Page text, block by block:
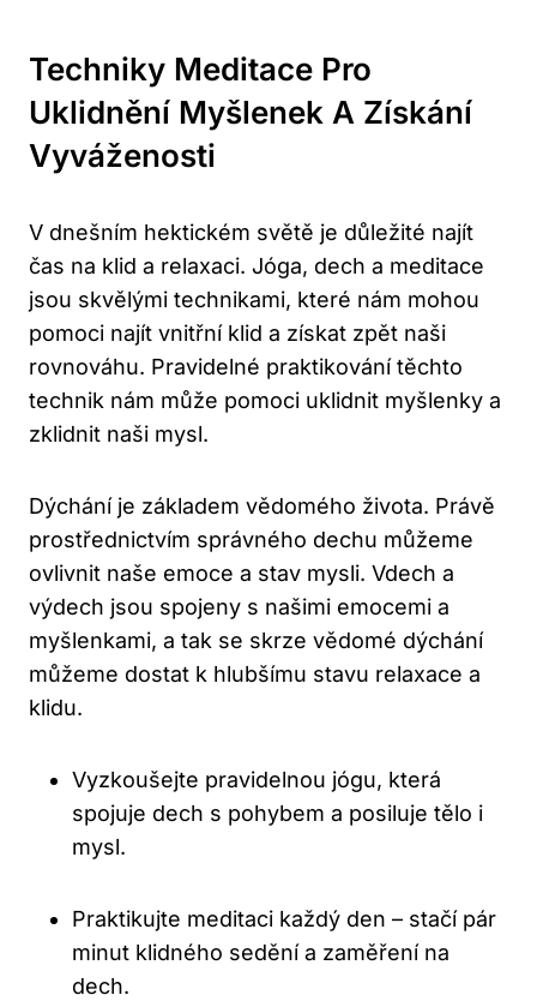
Techniky Meditace Pro
Uklidnění Myšlenek A Získání
Vyváženosti
V dnešním hektickém světě je důležité najít
čas na klid a relaxaci. Jóga, dech a meditace
jsou skvělými technikami, které nám mohou
pomoci najít vnitřní klid a získat zpět naši
rovnováhu. Pravidelné praktikování těchto
technik nám může pomoci uklidnit myšlenky a
zklidnit naši mysl.
Dýchání je základem vědomého života. Právě
prostřednictvím správného dechu můžeme
ovlivnit naše emoce a stav mysli. Vdech a
výdech jsou spojeny s našimi emocemi a
myšlenkami, a tak se skrze vědomé dýchání
můžeme dostat k hlubšímu stavu relaxace a
klidu.
Vyzkoušejte pravidelnou jógu, která
spojuje dech s pohybem a posiluje tělo i
mysl.
Praktikujte meditaci každý den – stačí pár
minut klidného sedění a zaměření na
dech.